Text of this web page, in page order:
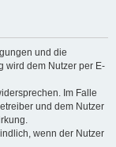
und die
wird dem Nutzer per E-
Im Falle
und dem Nutzer
wenn der Nutzer